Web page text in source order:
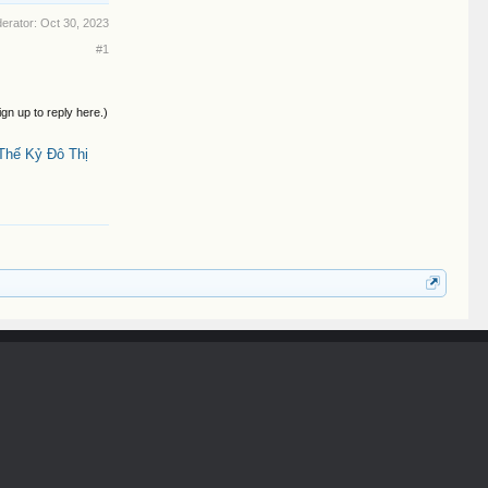
Oct 30, 2023
#1
up to reply here.)
Kỷ Đô Thị